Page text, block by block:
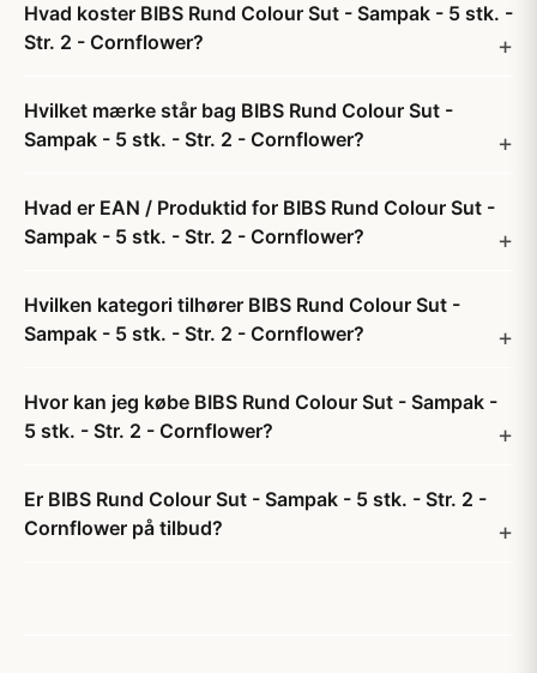
Hvad koster BIBS Rund Colour Sut - Sampak - 5 stk. -
Str. 2 - Cornflower?
Hvilket mærke står bag BIBS Rund Colour Sut -
Sampak - 5 stk. - Str. 2 - Cornflower?
Hvad er EAN / Produktid for BIBS Rund Colour Sut -
Sampak - 5 stk. - Str. 2 - Cornflower?
Hvilken kategori tilhører BIBS Rund Colour Sut -
Sampak - 5 stk. - Str. 2 - Cornflower?
Hvor kan jeg købe BIBS Rund Colour Sut - Sampak -
5 stk. - Str. 2 - Cornflower?
Er BIBS Rund Colour Sut - Sampak - 5 stk. - Str. 2 -
Cornflower på tilbud?